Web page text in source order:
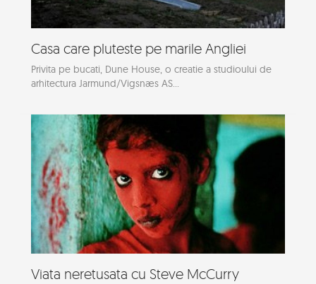
Casa care pluteste pe marile Angliei
Privita pe bucati, Dune House, o creatie a studioului de
arhitectura Jarmund/Vigsnæs AS...
Viata neretusata cu Steve McCurry